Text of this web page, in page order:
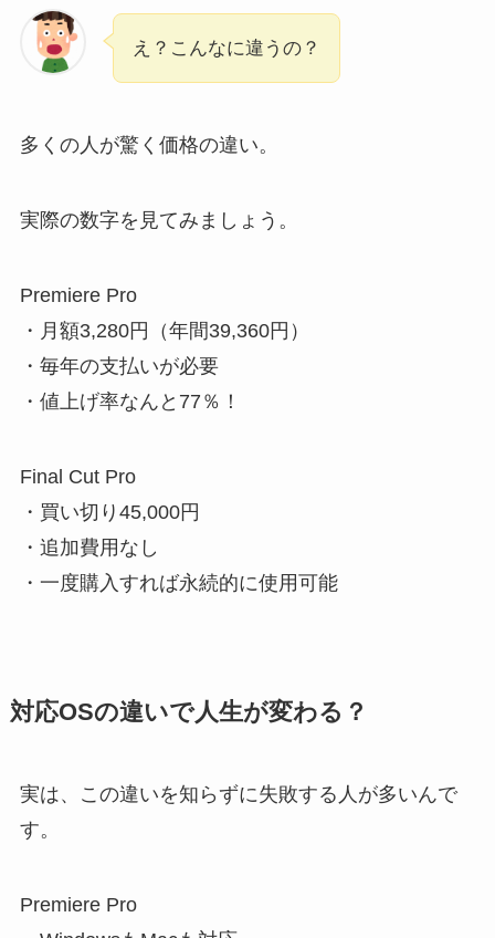
え？こんなに違うの？
多くの人が驚く価格の違い。
実際の数字を見てみましょう。
Premiere Pro
・月額3,280円（年間39,360円）
・毎年の支払いが必要
・値上げ率なんと77％！
Final Cut Pro
・買い切り45,000円
・追加費用なし
・一度購入すれば永続的に使用可能
対応OSの違いで人生が変わる？
実は、この違いを知らずに失敗する人が多いんで
す。
Premiere Pro